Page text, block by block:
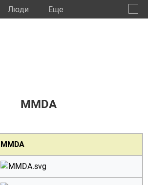
Люди Eще
MMDA
MMDA